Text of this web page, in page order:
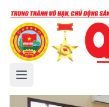
Mở menu chính